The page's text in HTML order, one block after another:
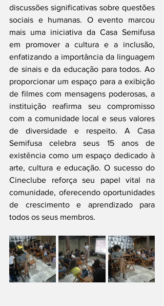
discussões significativas sobre questões
sociais e humanas. O evento marcou
mais uma iniciativa da Casa Semifusa
em promover a cultura e a inclusão,
enfatizando a importância da linguagem
de sinais e da educação para todos. Ao
proporcionar um espaço para a exibição
de filmes com mensagens poderosas, a
instituição reafirma seu compromisso
com a comunidade local e seus valores
de diversidade e respeito. A Casa
Semifusa celebra seus 15 anos de
existência como um espaço dedicado à
arte, cultura e educação. O sucesso do
Cineclube reforça seu papel vital na
comunidade, oferecendo oportunidades
de crescimento e aprendizado para
todos os seus membros.